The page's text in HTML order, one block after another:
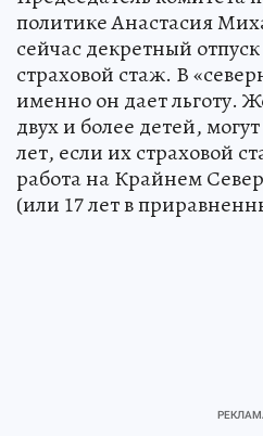
политике Анастасия
сейчас декретный
страховой стаж. В
именно он дает
двух и более детей,
лет, если их страховой
работа на Крайнем
(или 17 лет в